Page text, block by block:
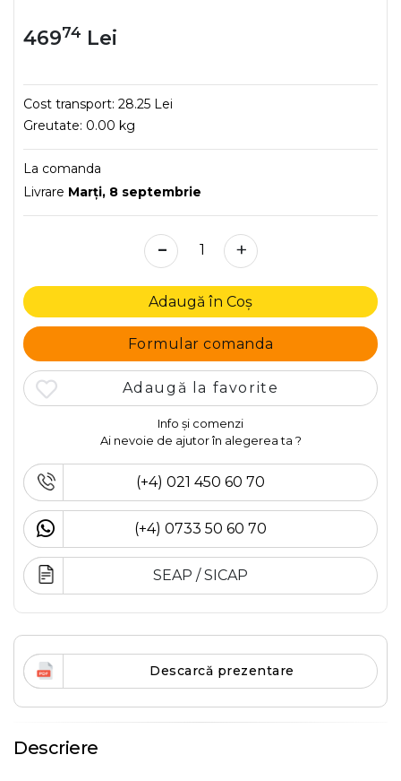
46974 Lei
Cost transport: 28.25 Lei
Greutate: 0.00 kg
La comanda
Livrare Marţi, 8 septembrie
- +
Adaugă în Coș
Formular comanda
Adaugă la favorite
Info și comenzi
Ai nevoie de ajutor în alegerea ta ?
(+4) 021 450 60 70
(+4) 0733 50 60 70
SEAP / SICAP
Descarcă prezentare
Descriere